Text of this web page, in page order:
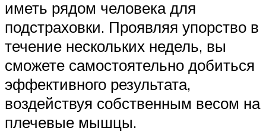
иметь рядом человека для
подстраховки. Проявляя упорство в
течение нескольких недель, вы
сможете самостоятельно добиться
эффективного результата,
воздействуя собственным весом на
плечевые мышцы.